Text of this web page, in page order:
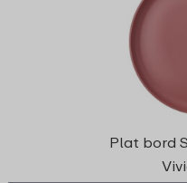
Plat bord